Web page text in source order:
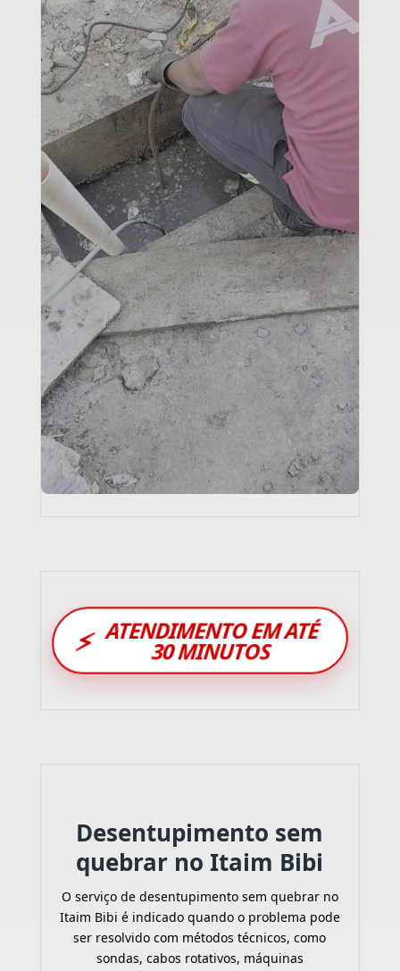
⚡ ATENDIMENTO EM ATÉ
30 MINUTOS
Desentupimento sem
quebrar no Itaim Bibi
O serviço de desentupimento sem quebrar no
Itaim Bibi é indicado quando o problema pode
ser resolvido com métodos técnicos, como
sondas, cabos rotativos, máquinas